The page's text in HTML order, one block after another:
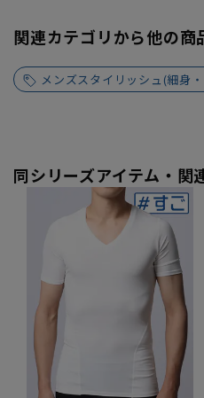
関連カテゴリから他の商
メンズスタイリッシュ(細身
同シリーズアイテム・関